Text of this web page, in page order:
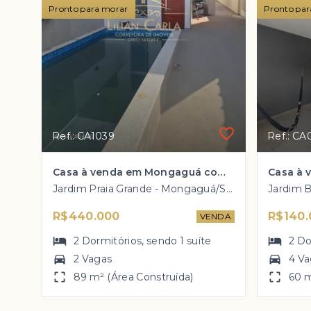
Pronto para morar
Ref.: CA1039
Casa à venda em Mongaguá com 2 dorm, 1 suíte e PISCINA por R$ 440 mil
Jardim Praia Grande - Mongaguá/SP, Lado Morro
R$440.000 VENDA
2 Dormitórios, sendo1 suíte
2 Vagas
89 m² (Área Construída)
Pronto
Ref.:
2
4
60